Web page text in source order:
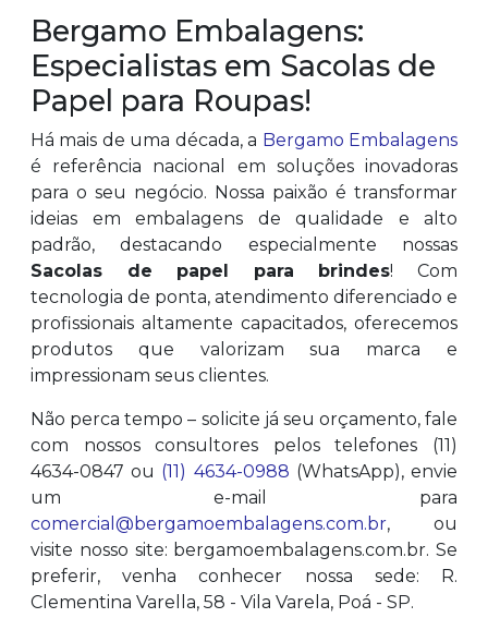
Bergamo Embalagens:
Especialistas em Sacolas de
Papel para Roupas!
Há mais de uma década, a Bergamo Embalagens
é referência nacional em soluções inovadoras
para o seu negócio. Nossa paixão é transformar
ideias em embalagens de qualidade e alto
padrão, destacando especialmente nossas
Sacolas de papel para brindes! Com
tecnologia de ponta, atendimento diferenciado e
profissionais altamente capacitados, oferecemos
produtos que valorizam sua marca e
impressionam seus clientes.
Não perca tempo – solicite já seu orçamento, fale
com nossos consultores pelos telefones (11)
4634-0847 ou (11) 4634-0988 (WhatsApp), envie
um e-mail para
comercial@bergamoembalagens.com.br, ou
visite nosso site: bergamoembalagens.com.br. Se
preferir, venha conhecer nossa sede: R.
Clementina Varella, 58 - Vila Varela, Poá - SP.